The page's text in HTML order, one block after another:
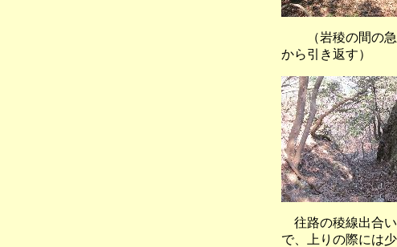
（岩稜の間の
から引き返す）
往路の稜線出合い
で、上りの際には